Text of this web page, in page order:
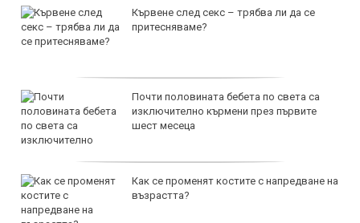
Кървене след секс – трябва ли да се
притесняваме?
Почти половината бебета по света са
изключително кърмени през първите
шест месеца
Как се променят костите с напредване на
възрастта?